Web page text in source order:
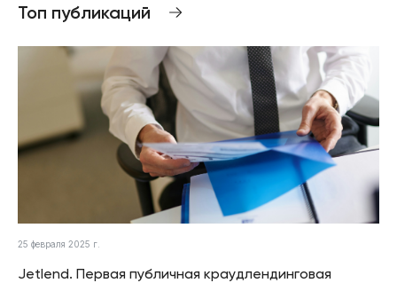
Топ публикаций
25 февраля 2025 г.
Jetlend. Первая публичная краудлендинговая